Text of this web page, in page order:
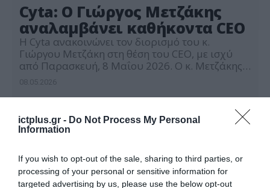
ictplus.gr - Do Not Process My Personal
Information
If you wish to opt-out of the sale, sharing to third parties, or
processing of your personal or sensitive information for
targeted advertising by us, please use the below opt-out
Cyta: Ο Γιώργος Μετζάκης
αναλαμβάνει καθήκοντα CEO
Η Cyta ανακοινώνει τον διορισμό του κ.
Γιώργου Μετζάκη στη θέση του CEO, με ισχύ
από Παρασκευή, 8 Μαΐου 2026. Ο κ. Μετζάκης
Σεπτέμβριο του 2025 ασκούσε καθήκοντα συν-
αναπληρωτή CEO, διασφαλίζοντας την
επιχειρησιακή συνέχεια του Οργανισμού. Με